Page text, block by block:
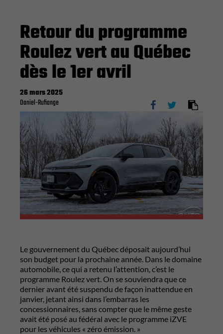
Retour du programme
Roulez vert au Québec
dès le 1er avril
26 mars 2025
Daniel-Rufiange
Le gouvernement du Québec déposait aujourd’hui
son budget pour la prochaine année. Dans le domaine
automobile, ce qui a retenu l’attention, c’est le
programme Roulez vert. On se souviendra que ce
dernier avant été suspendu de façon inattendue en
janvier, jetant ainsi dans l’embarras les
concessionnaires, sans compter que le même geste
avait été posé au fédéral avec le programme iZVE
pour les véhicules « zéro émission. »